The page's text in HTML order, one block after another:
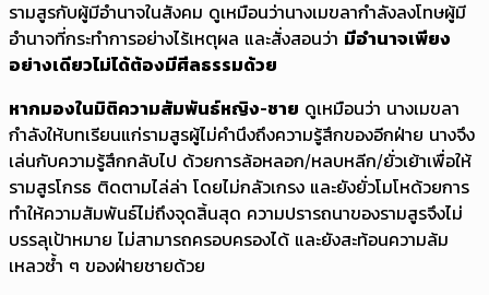
รามสูรกับผู้มีอำนาจในสังคม ดูเหมือนว่านางเมขลากำลังลงโทษผู้มี
อำนาจที่กระทำการอย่างไร้เหตุผล และสั่งสอนว่า มีอำนาจเพียง
อย่างเดียวไม่ได้ต้องมีศีลธรรมด้วย
หากมองในมิติความสัมพันธ์หญิง-ชาย ดูเหมือนว่า นางเมขลา
กำลังให้บทเรียนแก่รามสูรผู้ไม่คำนึงถึงความรู้สึกของอีกฝ่าย นางจึง
เล่นกับความรู้สึกกลับไป ด้วยการล้อหลอก/หลบหลีก/ยั่วเย้าเพื่อให้
รามสูรโกรธ ติดตามไล่ล่า โดยไม่กลัวเกรง และยังยั่วโมโหด้วยการ
ทำให้ความสัมพันธ์ไม่ถึงจุดสิ้นสุด ความปรารถนาของรามสูรจึงไม่
บรรลุเป้าหมาย ไม่สามารถครอบครองได้ และยังสะท้อนความล้ม
เหลวซ้ำ ๆ ของฝ่ายชายด้วย